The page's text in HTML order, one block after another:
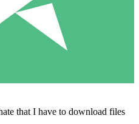
that I have to download files